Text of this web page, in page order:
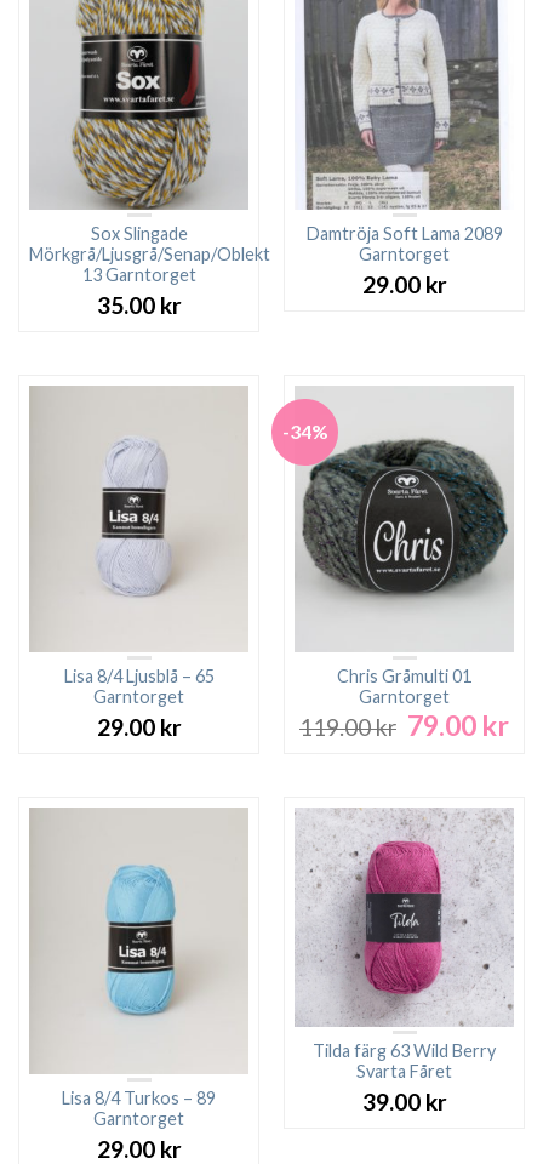
Sox Slingade
Mörkgrå/Ljusgrå/Senap/Oblekt
13 Garntorget
35.00 kr
Damtröja Soft Lama 2089
Garntorget
29.00 kr
Lisa 8/4 Ljusblå – 65
Garntorget
29.00 kr
-34%
Chris Gråmulti 01
Garntorget
119.00kr Det
119.00 kr.
79.00 kr
Lisa 8/4 Turkos – 89
Garntorget
29.00 kr
Tilda färg 63 Wild Berry
Svarta Fåret
39.00 kr